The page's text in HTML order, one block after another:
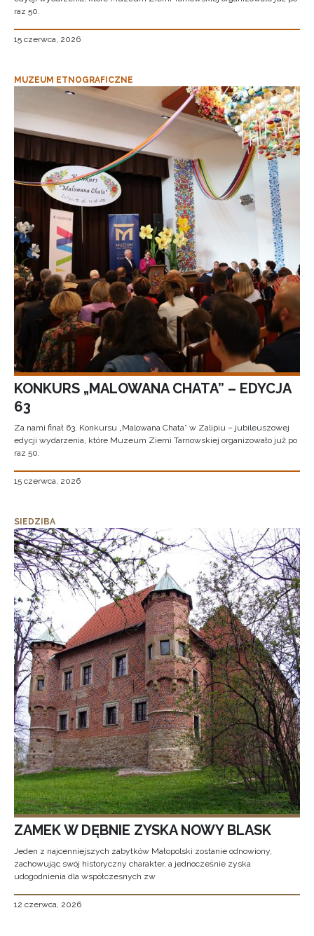
raz 50.
15 czerwca, 2026
MUZEUM ETNOGRAFICZNE
KONKURS „MALOWANA CHATA” – EDYCJA
63
Za nami finał 63. Konkursu „Malowana Chata” w Zalipiu – jubileuszowej
edycji wydarzenia, które Muzeum Ziemi Tarnowskiej organizowało już po
raz 50.
15 czerwca, 2026
SIEDZIBA
ZAMEK W DĘBNIE ZYSKA NOWY BLASK
Jeden z najcenniejszych zabytków Małopolski zostanie odnowiony,
zachowując swój historyczny charakter, a jednocześnie zyska
udogodnienia dla współczesnych zw
12 czerwca, 2026